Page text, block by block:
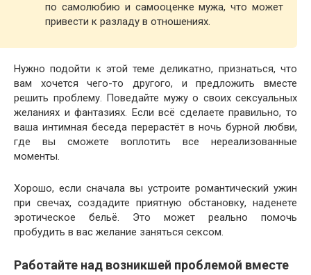
по самолюбию и самооценке мужа, что может
привести к разладу в отношениях.
Нужно подойти к этой теме деликатно, признаться, что
вам хочется чего-то другого, и предложить вместе
решить проблему. Поведайте мужу о своих сексуальных
желаниях и фантазиях. Если всё сделаете правильно, то
ваша интимная беседа перерастёт в ночь бурной любви,
где вы сможете воплотить все нереализованные
моменты.
Хорошо, если сначала вы устроите романтический ужин
при свечах, создадите приятную обстановку, наденете
эротическое бельё. Это может реально помочь
пробудить в вас желание заняться сексом.
Работайте над возникшей проблемой вместе